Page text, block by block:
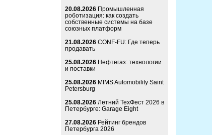
20.08.2026 Промышленная
роботизация: как создать
собственные системы на базе
союзных платформ
21.08.2026 CONF-FU: Где теперь
продавать
25.08.2026 Нефтегаз: технологии
и поставки
25.08.2026 MIMS Automobility Saint
Petersburg
25.08.2026 Летний ТехФест 2026 в
Петербурге: Garage Eight
27.08.2026 Рейтинг брендов
Петербурга 2026